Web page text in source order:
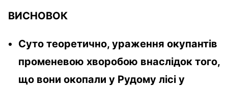
ВИСНОВОК
Суто теоретично, ураження окупантів
променевою хворобою внаслідок того,
що вони окопали у Рудому лісі у